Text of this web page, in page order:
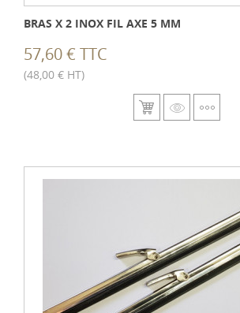
BRAS X 2 INOX FIL AXE 5 MM
57,60 € TTC
(48,00 € HT)